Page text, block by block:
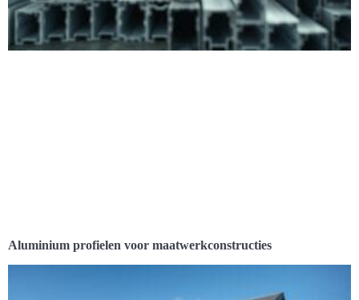
Aluminium profielen voor maatwerkconstructies